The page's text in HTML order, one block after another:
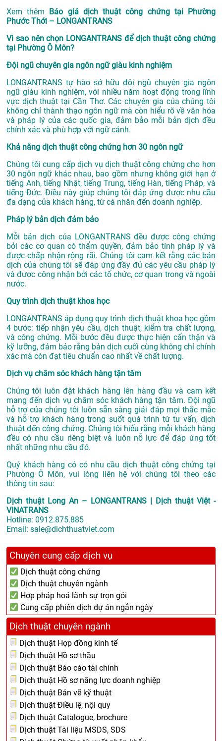
Xem thêm
Báo giá dịch thuật công chứng tại Phường
Phước Thới – LONGANTRANS
Vì sao nên chọn LONGANTRANS để dịch thuật công chứng
tại Phường Ô Môn?
Đội ngũ chuyên gia ngôn ngữ giàu kinh nghiệm
LONGANTRANS tự hào sở hữu đội ngũ chuyên gia ngôn
ngữ giàu kinh nghiệm, với nhiều năm hoạt động trong lĩnh
vực dịch thuật tại Cần Thơ. Các chuyên gia của chúng tôi
không chỉ thành thạo ngôn ngữ mà còn hiểu rõ về văn hóa
và pháp lý của các quốc gia, đảm bảo mỗi bản dịch đều
chính xác và phù hợp với ngữ cảnh.
Khả năng dịch thuật công chứng hơn 30 ngôn ngữ
Chúng tôi cung cấp dịch vụ dịch thuật công chứng cho hơn
30 ngôn ngữ khác nhau, bao gồm nhưng không giới hạn ở
tiếng Anh, tiếng Nhật, tiếng Trung, tiếng Hàn, tiếng Pháp, và
tiếng Đức. Điều này giúp chúng tôi đáp ứng được nhu cầu
đa dạng của khách hàng, từ cá nhân đến doanh nghiệp.
Pháp lý bản dịch đảm bảo
Mỗi bản dịch của LONGANTRANS đều được công chứng
bởi các cơ quan có thẩm quyền, đảm bảo tính pháp lý và
được chấp nhận rộng rãi. Chúng tôi cam kết rằng các bản
dịch của chúng tôi sẽ đáp ứng đầy đủ các yêu cầu pháp lý
và được công nhận bởi các tổ chức, cơ quan trong và ngoài
nước.
Quy trình dịch thuật khoa học
LONGANTRANS áp dụng quy trình dịch thuật khoa học gồm
4 bước: tiếp nhận yêu cầu, dịch thuật, kiểm tra chất lượng,
và công chứng. Mỗi bước đều được thực hiện cẩn thận và
kỹ lưỡng, đảm bảo rằng bản dịch cuối cùng không chỉ chính
xác mà còn đạt tiêu chuẩn cao nhất về chất lượng.
Dịch vụ chăm sóc khách hàng tận tâm
Chúng tôi luôn đặt khách hàng lên hàng đầu và cam kết
mang đến dịch vụ chăm sóc khách hàng tận tâm. Đội ngũ
hỗ trợ của chúng tôi luôn sẵn sàng giải đáp mọi thắc mắc
và hỗ trợ khách hàng trong suốt quá trình từ tư vấn, dịch
thuật đến công chứng. Chúng tôi hiểu rằng mỗi khách hàng
đều có nhu cầu riêng biệt và luôn nỗ lực để đáp ứng tốt
nhất những nhu cầu đó.
Quý khách hàng có có nhu cầu dịch thuật công chứng tại
Phường Ô Môn, vui lòng liên hệ với chúng tôi theo các
thông tin sau:
Dịch thuật Long An – LONGANTRANS | Dịch thuật Việt -
VINATRANS
Hotline: 0912.875.885
Email: sale@dichthuatviet.com
Chuyên cung cấp dịch vụ
Dịch thuật công chứng
Dịch thuật chuyên ngành
Hợp pháp hoá lãnh sự trọn gói
Cung cấp phiên dịch dự án ngắn ngày
Dịch thuật chuyên ngành
Dịch thuật Hợp đồng kinh tế
Dịch thuật Hồ sơ thầu
Dịch thuật Báo cáo tài chính
Dịch thuật Hồ sơ năng lực doanh nghiệp
Dịch thuật Bản vẽ kỹ thuật
Dịch thuật Điều lệ, nội quy
Dịch thuật Catalogue, brochure
Dịch thuật Tài liệu MSDS, SDS